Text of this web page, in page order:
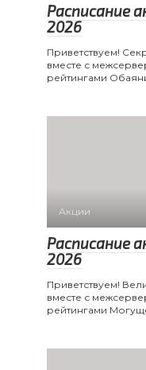
Расписание
2026
Приветствуем!
вместе с
рейтингами
Акции
Расписание
2026
Приветствуем!
вместе с
рейтингами